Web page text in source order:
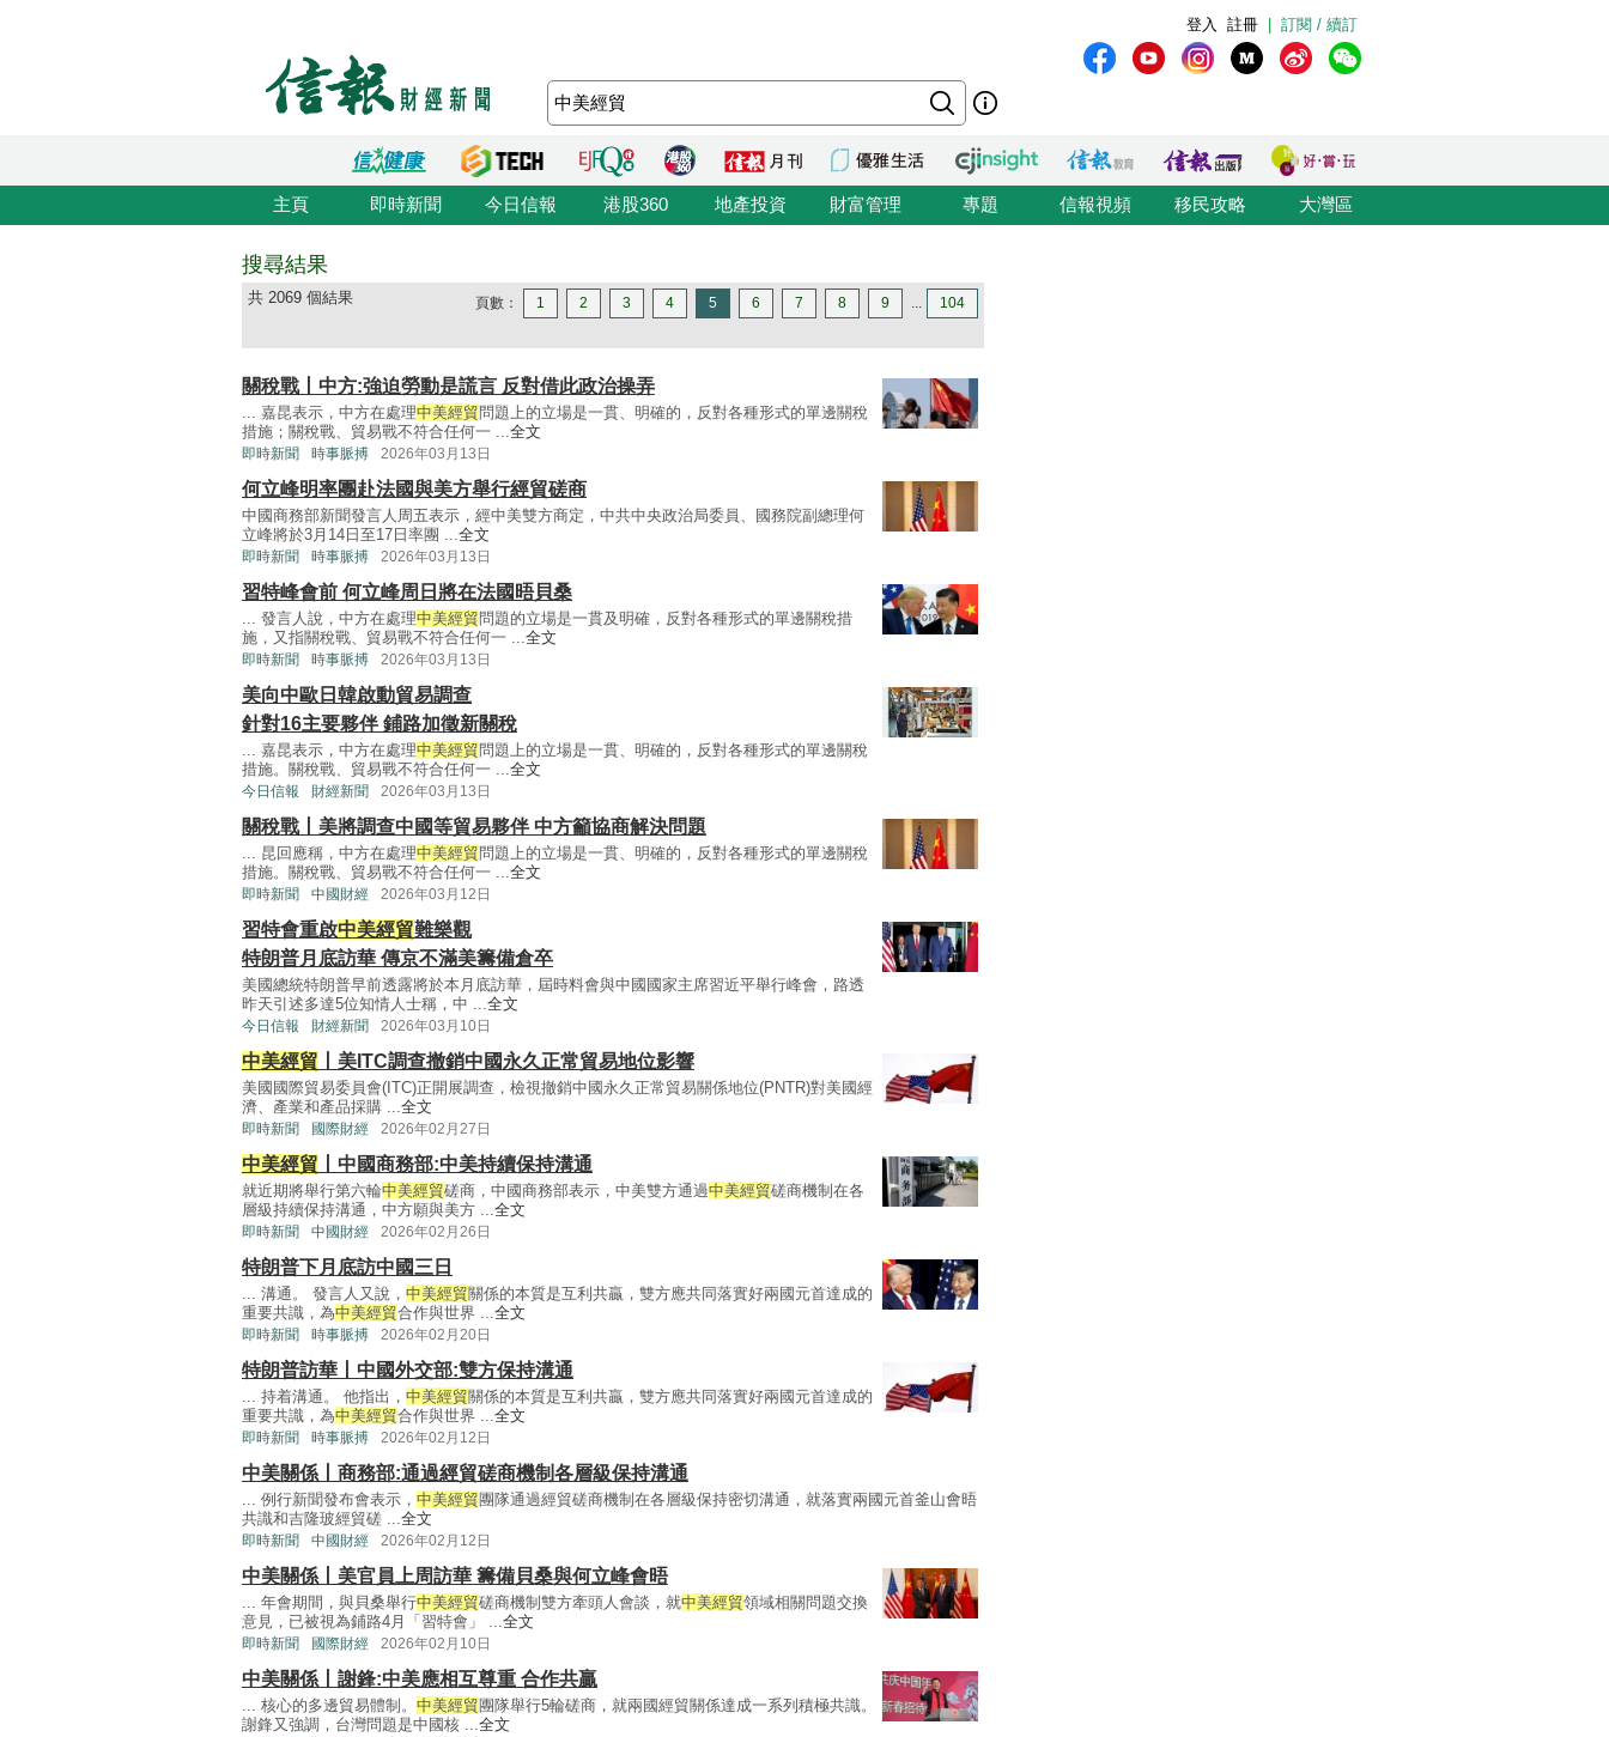
訂閱 / 續訂
註冊
登入
主頁 即時新聞 今日信報 港股360 地產投資 財富管理 專題 信報視頻 移民攻略 大灣區
搜尋結果
共 2069 個結果 頁數： 1 2 3 4 5 6 7 8 9 ... 104
關稅戰丨中方:強迫勞動是謊言 反對借此政治操弄
... 嘉昆表示，中方在處理中美經貿問題上的立場是一貫、明確的，反對各種形式的單邊關稅
措施；關稅戰、貿易戰不符合任何一 ...全文
即時新聞 時事脈搏 2026年03月13日
何立峰明率團赴法國與美方舉行經貿磋商
中國商務部新聞發言人周五表示，經中美雙方商定，中共中央政治局委員、國務院副總理何
立峰將於3月14日至17日率團 ...全文
即時新聞 時事脈搏 2026年03月13日
習特峰會前 何立峰周日將在法國晤貝桑
... 發言人說，中方在處理中美經貿問題的立場是一貫及明確，反對各種形式的單邊關稅措
施，又指關稅戰、貿易戰不符合任何一 ...全文
即時新聞 時事脈搏 2026年03月13日
美向中歐日韓啟動貿易調查
針對16主要夥伴 鋪路加徵新關稅
... 嘉昆表示，中方在處理中美經貿問題上的立場是一貫、明確的，反對各種形式的單邊關稅
措施。關稅戰、貿易戰不符合任何一 ...全文
今日信報 財經新聞 2026年03月13日
關稅戰丨美將調查中國等貿易夥伴 中方籲協商解決問題
... 昆回應稱，中方在處理中美經貿問題上的立場是一貫、明確的，反對各種形式的單邊關稅
措施。關稅戰、貿易戰不符合任何一 ...全文
即時新聞 中國財經 2026年03月12日
習特會重啟中美經貿難樂觀
特朗普月底訪華 傳京不滿美籌備倉卒
美國總統特朗普早前透露將於本月底訪華，屆時料會與中國國家主席習近平舉行峰會，路透
昨天引述多達5位知情人士稱，中 ...全文
今日信報 財經新聞 2026年03月10日
中美經貿 丨美ITC調查撤銷中國永久正常貿易地位影響
美國國際貿易委員會(ITC)正開展調查，檢視撤銷中國永久正常貿易關係地位(PNTR)對美國經
濟、產業和產品採購 ...全文
即時新聞 國際財經 2026年02月27日
中美經貿 丨中國商務部:中美持續保持溝通
就近期將舉行第六輪中美經貿磋商，中國商務部表示，中美雙方通過中美經貿磋商機制在各
層級持續保持溝通，中方願與美方 ...全文
即時新聞 中國財經 2026年02月26日
特朗普下月底訪中國三日
... 溝通。 發言人又說， 中美經貿關係的本質是互利共贏，雙方應共同落實好兩國元首達成的
重要共識，為中美經貿合作與世界 ...全文
即時新聞 時事脈搏 2026年02月20日
特朗普訪華丨中國外交部:雙方保持溝通
... 持着溝通。 他指出， 中美經貿關係的本質是互利共贏，雙方應共同落實好兩國元首達成的
重要共識，為中美經貿合作與世界 ...全文
即時新聞 時事脈搏 2026年02月12日
中美關係丨商務部:通過經貿磋商機制各層級保持溝通
... 例行新聞發布會表示， 中美經貿 團隊通過經貿磋商機制在各層級保持密切溝通，就落實兩國元首釜山會晤
共識和吉隆玻經貿磋 ...全文
即時新聞 中國財經 2026年02月12日
中美關係丨美官員上周訪華 籌備貝桑與何立峰會晤
... 年會期間，與貝桑舉行中美經貿磋商機制雙方牽頭人會談，就中美經貿領域相關問題交換
意見，已被視為鋪路4月「習特會」 ...全文
即時新聞 國際財經 2026年02月10日
中美關係丨謝鋒:中美應相互尊重 合作共贏
... 核心的多邊貿易體制。 中美經貿 團隊舉行5輪磋商，就兩國經貿關係達成一系列積極共識。
謝鋒又強調，台灣問題是中國核 ...全文